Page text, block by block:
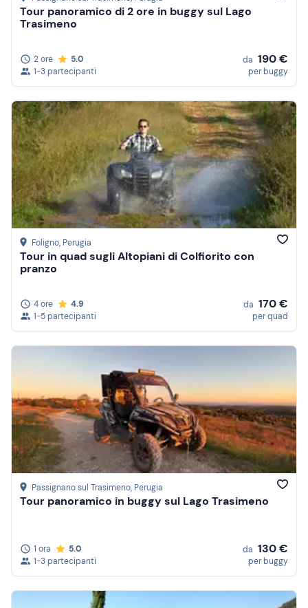
Tour panoramico di 2 ore in buggy sul Lago
Trasimeno
2 ore
5.0
1-3 partecipanti
da 190 €
per buggy
Foligno, Perugia
Tour in quad sugli Altopiani di Colfiorito con
pranzo
4 ore
4.9
1-5 partecipanti
da 170 €
per quad
Passignano sul Trasimeno, Perugia
Tour panoramico in buggy sul Lago Trasimeno
1 ora
5.0
1-3 partecipanti
da 130 €
per buggy